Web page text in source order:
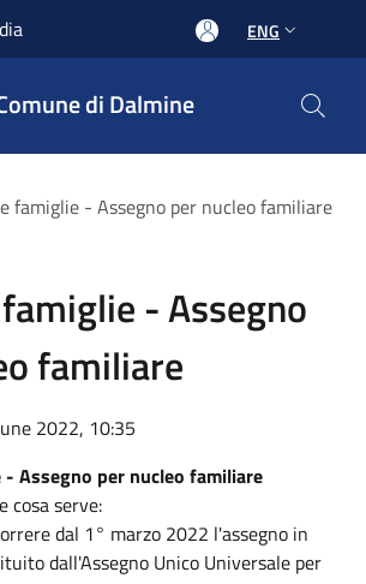
ENG
di Dalmine
famiglie - Assegno per nucleo familiare
- Assegno
familiare
2022, 10:35
Assegno per nucleo familiare
cosa serve:
dal 1° marzo 2022 l'assegno in
dall'Assegno Unico Universale per